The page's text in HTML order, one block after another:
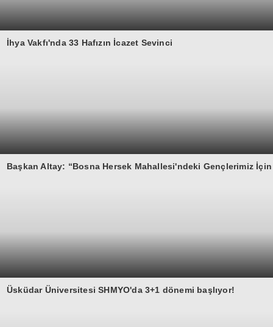
İhya Vakfı'nda 33 Hafızın İcazet Sevinci
Başkan Altay: “Bosna Hersek Mahallesi'ndeki Gençlerimiz
Üsküdar Üniversitesi SHMYO'da 3+1 dönemi başlıyor!